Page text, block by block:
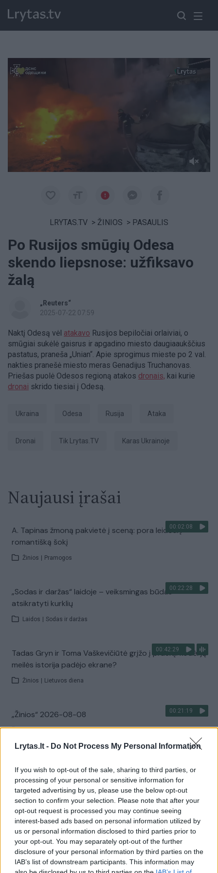
Lrytas.lt - Do Not Process My Personal Information
If you wish to opt-out of the sale, sharing to third parties, or
processing of your personal or sensitive information for
targeted advertising by us, please use the below opt-out
section to confirm your selection. Please note that after your
opt-out request is processed you may continue seeing
interest-based ads based on personal information utilized by
us or personal information disclosed to third parties prior to
your opt-out. You may separately opt-out of the further
disclosure of your personal information by third parties on the
IAB’s list of downstream participants. This information may
Paremkite Ukrainą
LRYTAS.TV > ŽINIOS > PASAULIS
Po Rusijos smūgių Odesa
skendo liepsnose: užfiksavo
žalą
„Reuters“
2025-07-22 07:59
Naktį Odesą vėl atakavo Rusijos bepiločiai orlaiviai, o
smūgiai sukėlė gaisrus ir apgadino miesto daugiaaukščius
pastatus, praneša „Unian“. Apie sprogimus mieste po 2 val.
nakties pranešė miesto meras Genadijus Truchanovas.
Priešas puolė Odesos regioną atakos dronais, kai kurie
dronai skrido tiesiai į Odesą.
Ukraina Odesa Rusija ataka
dronai tik Lrytas.TV karas Ukrainoje
Naujausi įrašai
00:02:08
A. Tapinas žmoną pakvietė į sceną: pora leidosi į
romantišką šokį
Žinios Pramogos
00:22:28
„Sodas ir daržas“ laidoje – veiksmingas būdas
atsikratyti kurklių
Laidos Sodas ir daržas
00:42:29
Tadas Gryn ir Toma Vaškevičiūtė grįžo į praeitį: kodėl jų
meilės istorija padėjo ekrane?
Žinios Lietuvos diena
00:21:19
„Žinios“ 2026-08-08
Laidos | Žinios
Žiūrimiausi įrašai
00:00:30
Vaizdai iš tragiškos avarijos Vilniaus r.: dviejų moterų ir
vaiko gyvybių išgelbėti nepavyko
Žinios | Lietuvos diena